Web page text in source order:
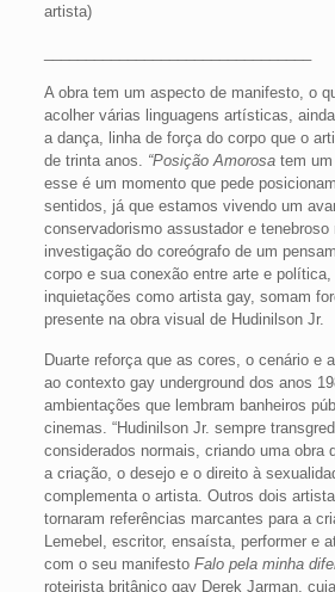
artista)
A obra tem um aspecto de manifesto, o
acolher várias linguagens artísticas,
a dança, linha de força do corpo que o
de trinta anos. “Posição Amorosatem um
esse é um momento que pede
sentidos, já que estamos vivendo um
conservadorismo assustador e tenebroso
investigação do coreógrafo de um
corpo e sua conexão entre arte e
inquietações como artista gay, somam
presente na obra visual de Hudinilson Jr.
Duarte reforça que as cores, o cenário e
ao contexto gay underground dos anos
ambientações que lembram banheiros
cinemas. “Hudinilson Jr. sempre
considerados normais, criando uma obra
a criação, o desejo e o direito à
complementa o artista. Outros dois
tornaram referências marcantes para a
Lemebel, escritor, ensaísta, performer e
com o seu manifesto Falo pela minha
roteirista britânico gay Derek Jarman,